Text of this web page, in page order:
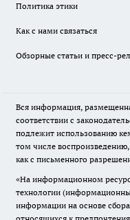
Политика этики
Как с нами связаться
Обзорные статьи и пресс-
Вся информация,
соответствии с
подлежит использованию
том числе
как с письменного
«На информационном
технологии
информации на основе